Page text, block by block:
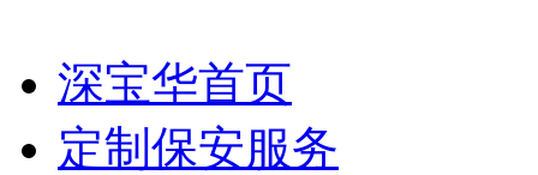
深宝华首页
定制保安服务